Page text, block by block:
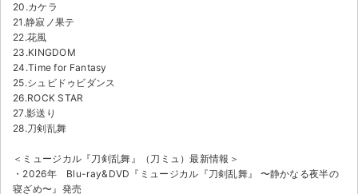
20.カケラ
21.静寂ノ果テ
22.花風
23.KINGDOM
24.Time for Fantasy
25.シュビドゥビダンス
26.ROCK STAR
27.影送り
28.刀剣乱舞
＜ミュージカル『刀剣乱舞』（刀ミュ）最新情報＞
・2026年 Blu-ray&DVD『ミュージカル『刀剣乱舞』 〜静かなる夜半の
寝ざめ〜』発売